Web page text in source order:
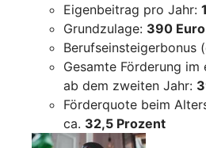
Eigenbeitrag pro Jahr:
Grundzulage: 390 Euro
Berufseinsteigerbonus
Gesamte Förderung im
ab dem zweiten Jahr:
Förderquote beim
ca. 32,5 Prozent